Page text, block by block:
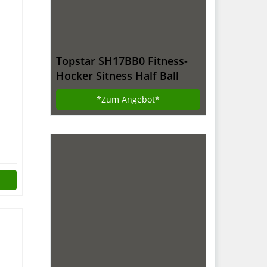
Topstar SH17BB0 Fitness-
Hocker Sitness Half Ball
/Stoffbezug, schwarz
*Zum Angebot*